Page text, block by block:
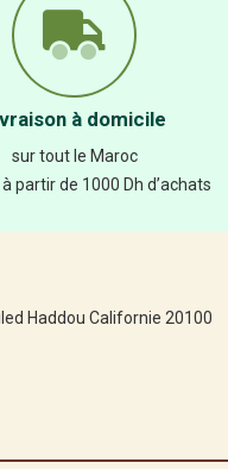
à domicile
sur tout le Maroc
partir de 1000 Dh d’achats
Haddou Californie 20100